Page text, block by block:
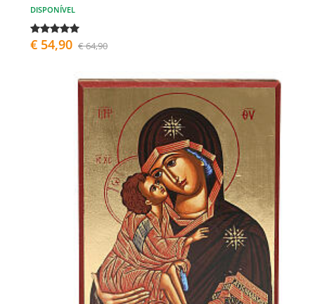
DISPONÍVEL
€ 54,90 € 64,90